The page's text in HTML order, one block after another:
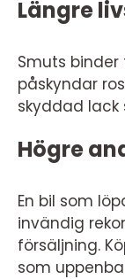
Längre
Smuts
påskyndar
skyddad
Högre
En bil som
invändig
försäljning.
som